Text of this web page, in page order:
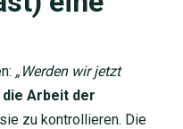
„Werden wir jetzt
die Arbeit der
zu kontrollieren. Die